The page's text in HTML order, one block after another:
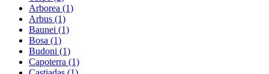
Arborea (1)
Arbus (1)
Baunei (1)
Bosa (1)
Budoni (1)
Capoterra (1)